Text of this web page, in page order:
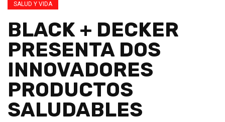
SALUD Y VIDA
BLACK + DECKER
PRESENTA DOS
INNOVADORES
PRODUCTOS
SALUDABLES